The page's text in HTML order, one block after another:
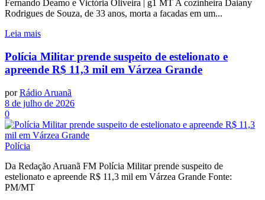
Fernando Deamo e Victória Oliveira | g1 MT A cozinheira Daiany
Rodrigues de Souza, de 33 anos, morta a facadas em um...
Leia mais
Polícia Militar prende suspeito de estelionato e
apreende R$ 11,3 mil em Várzea Grande
por Rádio Aruanã
8 de julho de 2026
0
Polícia
Da Redação Aruanã FM Polícia Militar prende suspeito de
estelionato e apreende R$ 11,3 mil em Várzea Grande Fonte:
PM/MT